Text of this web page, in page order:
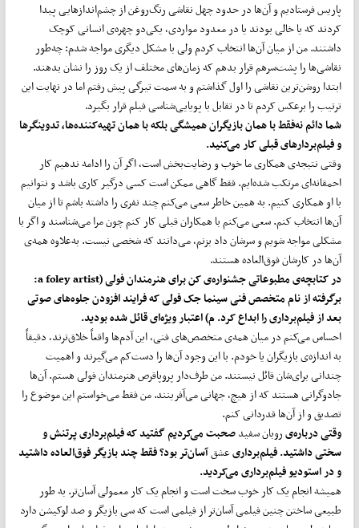
پاریس فرستادیم و آن‌ها در حدود چهل نقاشی رنگ‌روغن از چشم‌اندازهایی پیدا
کردند که یا خالی بودند یا در معدود مواردی، یکی‌دو چهره‌ی انسانی کوچک
داشتند. من از میان آن‌ها انتخاب کردم ولی با مشکل دیگری مواجه شدم: چه‌طور
نقاشی‌ها را پشت‌سر‌هم قرار بدهم که زمان‌های مختلف از یک روز را نشان بدهند.
ابتدا روشن‌ترین نقاشی را اول گذاشتم و به سمت تیرگی پیش رفتم اما در نهایت این
ترتیب را برعکس کردم تا در تقابل با پویایی‌شناسی فیلم قرار بگیرد.
شما دائم نه‌فقط با همان بازیگران همیشگی بلکه با همان تهیه‌کننده‌ها، تدوینگرها
و فیلم‌بردارهای قبلی کار می‌کنید.
وقتی نتیجه‌ی همکاری ما خوب و رضایت‌بخش است، اگر آن را ادامه ندهیم کار
احمقانه‌ای مرتکب شده‌ایم. فقط گاهی ممکن است کسی درگیر کاری باشد و نتوانیم
با او همکاری کنیم. به همین خاطر سعی می‌کنم چند نفری را داشته باشم تا از میان
آن‌ها انتخاب کنم. سعی می‌کنم با همکاران قبلی کار کنم چون مرا می‌شناسند و اگر با
مشکلی مواجه شویم و سرشان داد بزنم، می‌دانند که شخصی نیست. به‌علاوه همه‌ی
آن‌ها در کارشان فوق‌العاده هستند.
در کتابچه‌ی مطبوعاتی جشنواره‌ی کن برای هنرمندان فولی (a foley artist
:
برگرفته از نام متخصص فنی سینما جک فولی که فرایند افزودن جلوه‌های صوتی
بعد از فیلم‌برداری را ابداع کرد. م) اعتبار ویژه‌ای قائل شده بودید.
احساس می‌کنم در میان همه‌ی متخصص‌های فنی، این آدم‌ها واقعاً خلاق‌ترند، دقیقاً
به اندازه‌ی بازیگران یا خودم. با این وجود آن‌ها را دست‌کم می‌گیرند و اهمیت
چندانی برای‌شان قائل نیستند. من طرف‌دار پروپاقرص هنرمندان فولی هستم. آن‌ها
جادوگرانی هستند که از هیچ، جهانی می‌آفرینند. من فقط می‌خواستم این موضوع را
تصدیق و از آن‌ها قدردانی کنم.
وقتی درباره‌یروبان سفیدصحبت می‌کردیم گفتید که فیلم‌برداری پرتنش و
سختی داشتید. فیلم‌برداریعشقآسان‌تر بود؟ فقط چند بازیگر فوق‌العاده داشتید
و در استودیو فیلم‌برداری می‌کردید.
همیشه انجام یک کار خوب سخت است و انجام یک کار معمولی آسان‌تر. به‌ طور
طبیعی ساختن چنین فیلمی آسان‌تر از فیلمی است که سی بازیگر و صد لوکیشن دارد